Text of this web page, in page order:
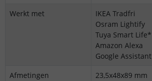
Werkt met
IKEA Tradfri
Osram Lightify
Tuya Smart Life*
Amazon Alexa
Google Assistant
Afmetingen
23,5x48x89 mm